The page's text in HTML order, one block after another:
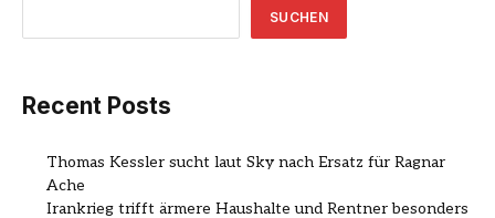
SUCHEN
Recent Posts
Thomas Kessler sucht laut Sky nach Ersatz für Ragnar
Ache
Irankrieg trifft ärmere Haushalte und Rentner besonders